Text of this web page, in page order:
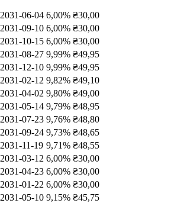
2031-06-04 6,00% ₴30,00
2031-09-10 6,00% ₴30,00
2031-10-15 6,00% ₴30,00
2031-08-27 9,99% ₴49,95
2031-12-10 9,99% ₴49,95
2031-02-12 9,82% ₴49,10
2031-04-02 9,80% ₴49,00
2031-05-14 9,79% ₴48,95
2031-07-23 9,76% ₴48,80
2031-09-24 9,73% ₴48,65
2031-11-19 9,71% ₴48,55
2031-03-12 6,00% ₴30,00
2031-04-23 6,00% ₴30,00
2031-01-22 6,00% ₴30,00
2031-05-10 9,15% ₴45,75